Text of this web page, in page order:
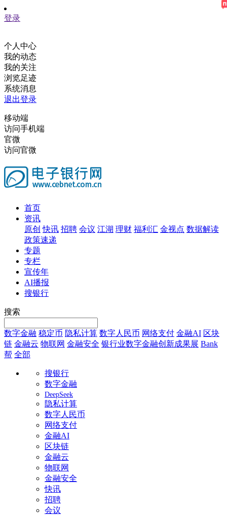
登录
个人中心
我的动态
我的关注
浏览足迹
系统消息
退出登录
移动端
访问手机端
官微
访问官微
首页
资讯
原创 快讯 招聘 会议 江湖 理财 福利汇 金视点 数据解读
政策速递
专题
专栏
宣传年
AI播报
搜银行
搜索
数字金融 稳定币 隐私计算 数字人民币 网络支付 金融AI 区块
链 金融云 物联网 金融安全 银行业数字金融创新成果展 Bank
帮 全部
搜银行
数字金融
DeepSeek
隐私计算
数字人民币
网络支付
金融AI
区块链
金融云
物联网
金融安全
快讯
招聘
会议